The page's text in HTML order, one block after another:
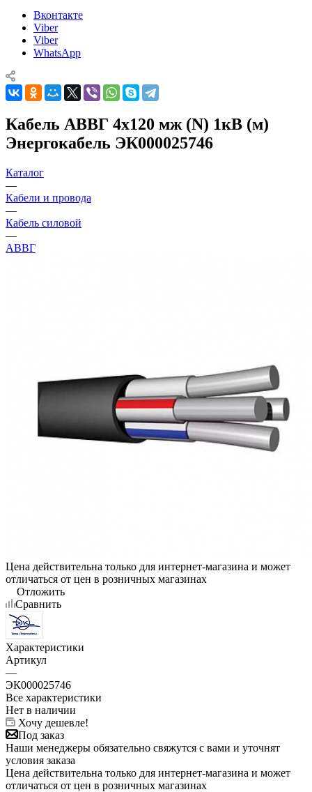
Вконтакте
Viber
Viber
WhatsApp
Кабель АВВГ 4х120 мж (N) 1кВ (м)
Энергокабель ЭК000025746
Каталог
—
Кабели и провода
—
Кабель силовой
—
АВВГ
Цена действительна только для интернет-магазина и может
отличаться от цен в розничных магазинах
Отложить
Сравнить
Характеристики
Артикул
—
ЭК000025746
Все характеристики
Нет в наличии
Хочу дешевле!
Под заказ
Наши менеджеры обязательно свяжутся с вами и уточнят
условия заказа
Цена действительна только для интернет-магазина и может
отличаться от цен в розничных магазинах